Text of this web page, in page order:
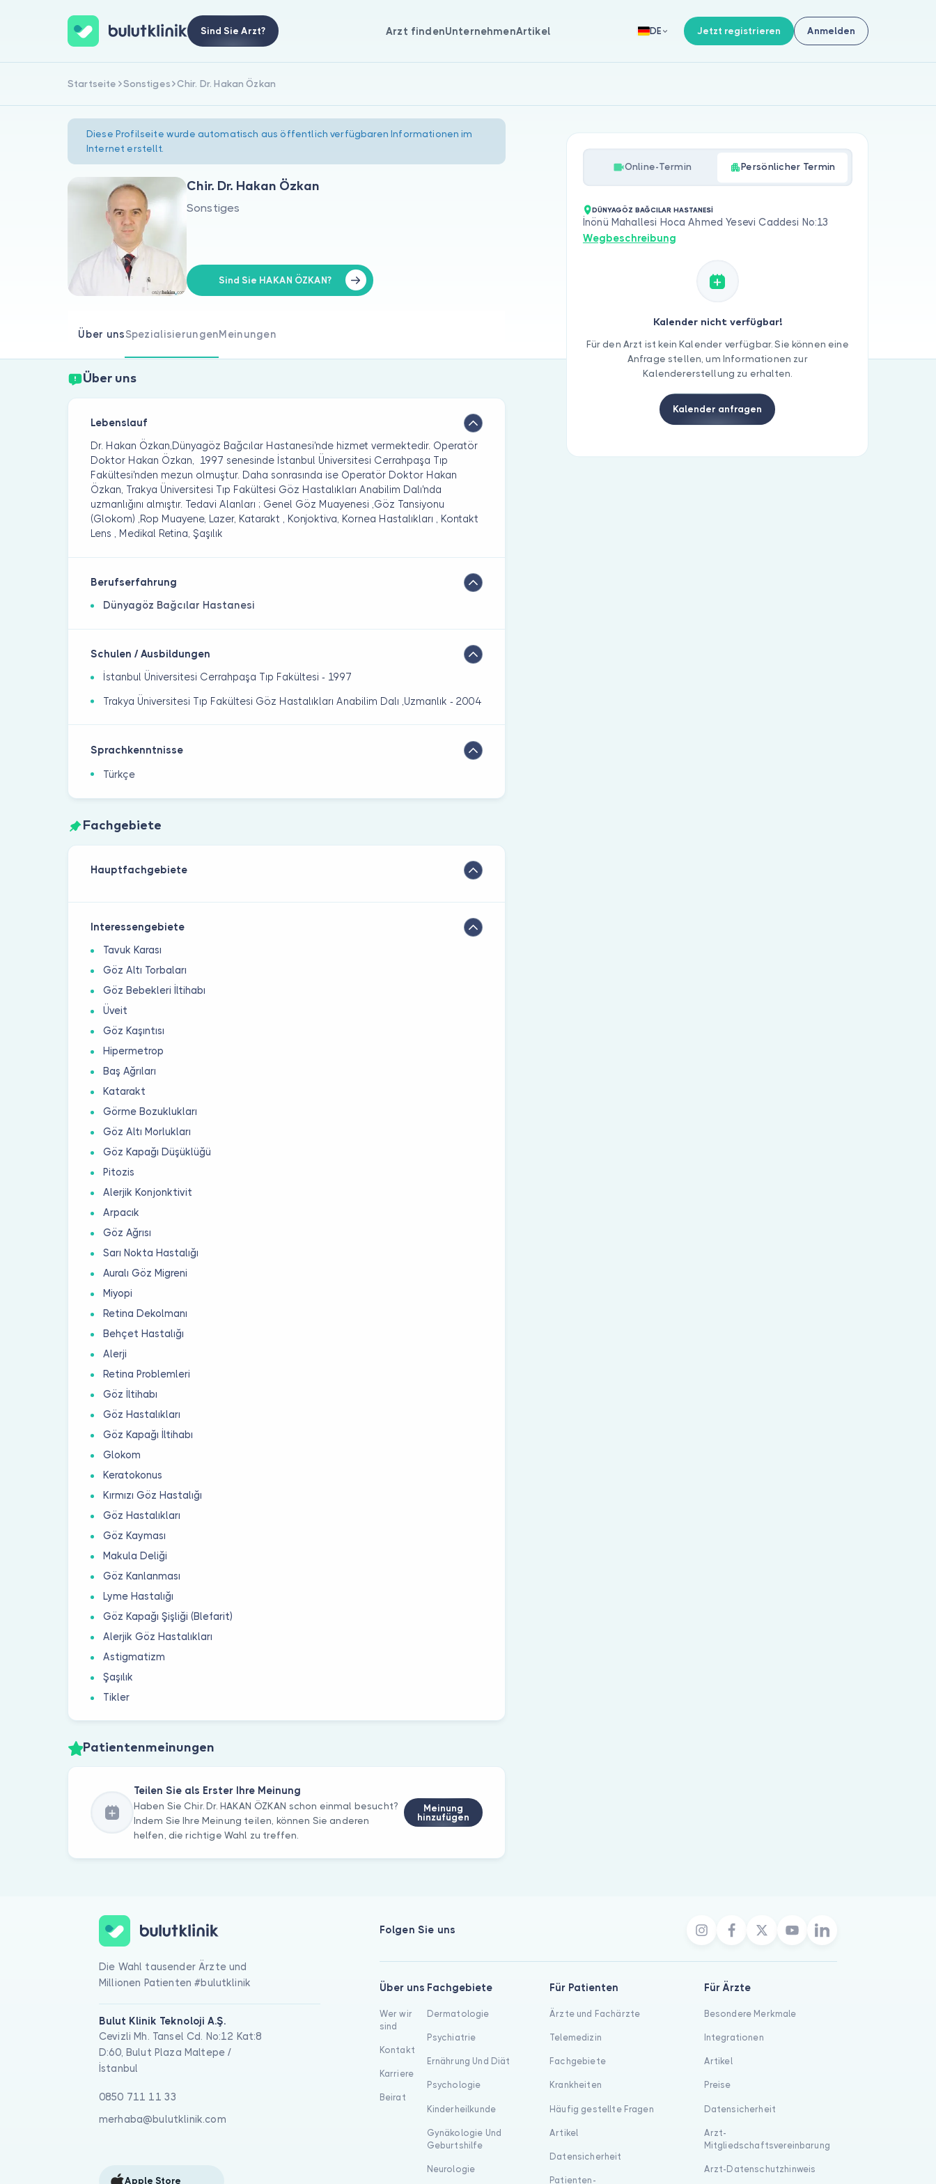
Sind Sie Arzt? Arzt findenUnternehmenArtikel DE Jetzt registrieren Anmelden
Startseite Sonstiges Chir. Dr. Hakan Özkan
Diese Profilseite wurde automatisch aus öffentlich verfügbaren Informationen im
Internet erstellt.
Chir. Dr. Hakan Özkan
Sonstiges
Sind Sie HAKAN ÖZKAN?
Über unsSpezialisierungenMeinungen
Über uns
Lebenslauf
Dr. Hakan Özkan,Dünyagöz Bağcılar Hastanesi'nde hizmet vermektedir. Operatör
Doktor Hakan Özkan, 1997 senesinde İstanbul Üniversitesi Cerrahpaşa Tıp
Fakültesi'nden mezun olmuştur. Daha sonrasında ise Operatör Doktor Hakan
Özkan, Trakya Üniversitesi Tıp Fakültesi Göz Hastalıkları Anabilim Dalı'nda
uzmanlığını almıştır. Tedavi Alanları ; Genel Göz Muayenesi ,Göz Tansiyonu
(Glokom) ,Rop Muayene, Lazer, Katarakt , Konjoktiva, Kornea Hastalıkları , Kontakt
Lens , Medikal Retina, Şaşılık
Berufserfahrung
Dünyagöz Bağcılar Hastanesi
Schulen / Ausbildungen
İstanbul Üniversitesi Cerrahpaşa Tıp Fakültesi - 1997
Trakya Üniversitesi Tıp Fakültesi Göz Hastalıkları Anabilim Dalı ,Uzmanlık - 2004
Sprachkenntnisse
Türkçe
Fachgebiete
Hauptfachgebiete
Interessengebiete
Tavuk Karası
Göz Altı Torbaları
Göz Bebekleri İltihabı
Üveit
Göz Kaşıntısı
Hipermetrop
Baş Ağrıları
Katarakt
Görme Bozuklukları
Göz Altı Morlukları
Göz Kapağı Düşüklüğü
Pitozis
Alerjik Konjonktivit
Arpacık
Göz Ağrısı
Sarı Nokta Hastalığı
Auralı Göz Migreni
Miyopi
Retina Dekolmanı
Behçet Hastalığı
Alerji
Retina Problemleri
Göz İltihabı
Göz Hastalıkları
Göz Kapağı İltihabı
Glokom
Keratokonus
Kırmızı Göz Hastalığı
Göz Hastalıkları
Göz Kayması
Makula Deliği
Göz Kanlanması
Lyme Hastalığı
Göz Kapağı Şişliği (Blefarit)
Alerjik Göz Hastalıkları
Astigmatizm
Şaşılık
Tikler
Patientenmeinungen
Teilen Sie als Erster Ihre Meinung
Haben Sie Chir. Dr. HAKAN ÖZKAN schon einmal besucht?
Indem Sie Ihre Meinung teilen, können Sie anderen
helfen, die richtige Wahl zu treffen.
Meinung
hinzufügen
Online-Termin Persönlicher Termin
DÜNYAGÖZ BAĞCILAR HASTANESİ
İnönü Mahallesi Hoca Ahmed Yesevi Caddesi No:13
Wegbeschreibung
Kalender nicht verfügbar!
Für den Arzt ist kein Kalender verfügbar. Sie können eine
Anfrage stellen, um Informationen zur
Kalendererstellung zu erhalten.
Kalender anfragen
Die Wahl tausender Ärzte und
Millionen Patienten #bulutklinik
Bulut Klinik Teknoloji A.Ş.
Cevizli Mh. Tansel Cd. No:12 Kat:8
D:60, Bulut Plaza Maltepe /
İstanbul
0850 711 11 33
merhaba@bulutklinik.com
Apple Store
Folgen Sie uns
Über uns
Wer wir
sind
Kontakt
Karriere
Beirat
Fachgebiete
Dermatologie
Psychiatrie
Ernährung Und Diät
Psychologie
Kinderheilkunde
Gynäkologie Und
Geburtshilfe
Neurologie
Für Patienten
Ärzte und Fachärzte
Telemedizin
Fachgebiete
Krankheiten
Häufig gestellte Fragen
Artikel
Datensicherheit
Patienten-
Für Ärzte
Besondere Merkmale
Integrationen
Artikel
Preise
Datensicherheit
Arzt-
Mitgliedschaftsvereinbarung
Arzt-Datenschutzhinweis